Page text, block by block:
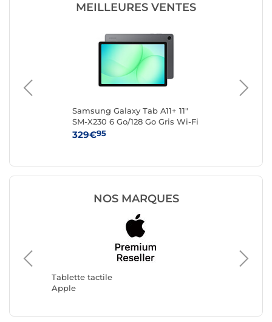
MEILLEURES VENTES
Samsung Galaxy Tab A11+ 11"
SM-X230 6 Go/128 Go Gris Wi-Fi
329€95
NOS MARQUES
Tablette tactile
Apple